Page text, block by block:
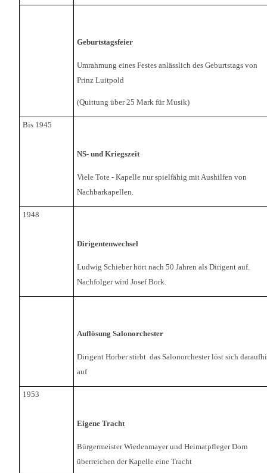
Geburtstagsfeier
Umrahmung eines Festes anlässlich des Geburtstags von
Prinz Luitpold
(Quittung über 25 Mark für Musik)
Bis 1945
NS- und Kriegszeit
Viele Tote - Kapelle nur spielfähig mit Aushilfen von
Nachbarkapellen.
1948
Dirigentenwechsel
Ludwig Schieber hört nach 50 Jahren als Dirigent auf.
Nachfolger wird Josef Bork.
Auflösung Salonorchester
Dirigent Horber stirbt  das Salonorchester löst sich
auf
1953
Eigene Tracht
Bürgermeister Wiedenmayer und Heimatpfleger Dorn
überreichen der Kapelle eine Tracht